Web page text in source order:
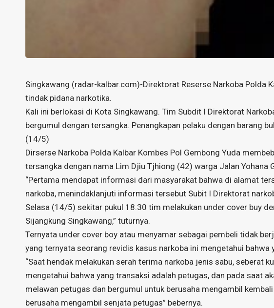
Singkawang (radar-kalbar.com)-Direktorat Reserse Narkoba Polda
tindak pidana narkotika.
Kali ini berlokasi di Kota Singkawang. Tim Subdit I Direktorat
bergumul dengan tersangka. Penangkapan pelaku dengan barang
(14/5)
Dirserse Narkoba Polda Kalbar Kombes Pol Gembong Yuda
tersangka dengan nama Lim Djiu Tjhiong (42) warga Jalan Yohana
“Pertama mendapat informasi dari masyarakat bahwa di alamat
narkoba, menindaklanjuti informasi tersebut Subit I Direktorat
Selasa (14/5) sekitar pukul 18.30 tim melakukan under cover buy
Sijangkung Singkawang,” tuturnya.
Ternyata under cover boy atau menyamar sebagai pembeli tidak
yang ternyata seorang revidis kasus narkoba ini mengetahui
“Saat hendak melakukan serah terima narkoba jenis sabu, seberat
mengetahui bahwa yang transaksi adalah petugas, dan pada saat
melawan petugas dan bergumul untuk berusaha mengambil
berusaha mengambil senjata petugas” bebernya.